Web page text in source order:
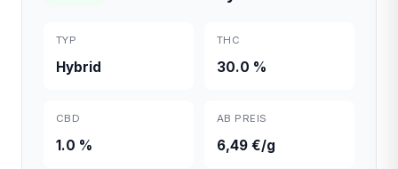
TYP
Hybrid
THC
30.0 %
CBD
1.0 %
AB PREIS
6,49 €/g